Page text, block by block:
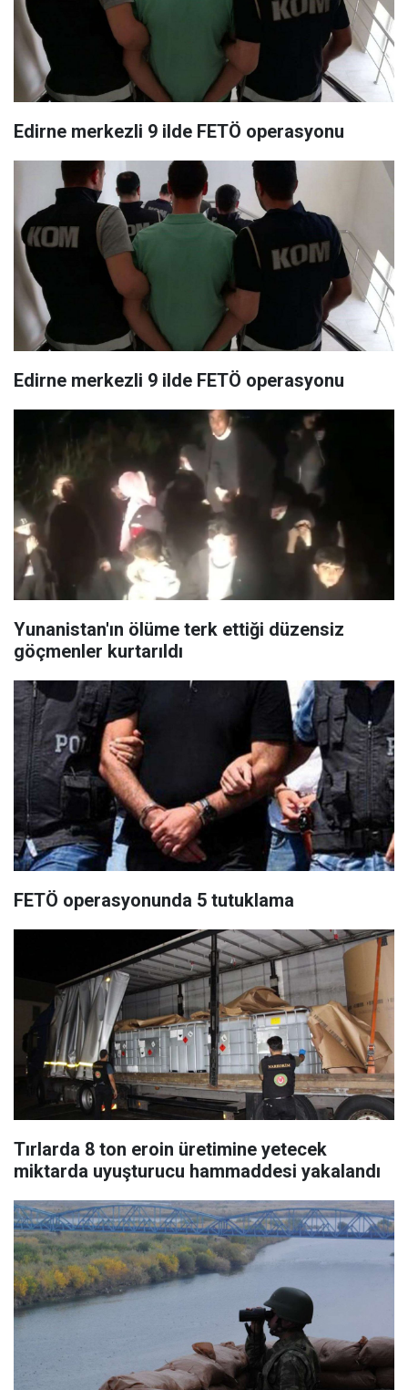
Edirne merkezli 9 ilde FETÖ operasyonu
Edirne merkezli 9 ilde FETÖ operasyonu
Yunanistan'ın ölüme terk ettiği düzensiz
göçmenler kurtarıldı
FETÖ operasyonunda 5 tutuklama
Tırlarda 8 ton eroin üretimine yetecek
miktarda uyuşturucu hammaddesi yakalandı